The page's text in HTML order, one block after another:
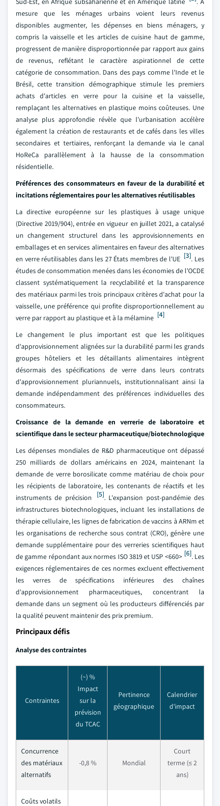
mesure que les ménages urbains voient leurs revenus
disponibles augmenter, les dépenses en biens ménagers, y
compris la vaisselle et les articles de cuisine haut de gamme,
progressent de manière disproportionnée par rapport aux gains
de revenus, reflétant le caractère aspirationnel de cette
catégorie de consommation. Dans des pays comme l'Inde et le
Brésil, cette transition démographique stimule les premiers
achats d'articles en verre pour la cuisine et la vaisselle,
remplaçant les alternatives en plastique moins coûteuses. Une
analyse plus approfondie révèle que l'urbanisation accélère
également la création de restaurants et de cafés dans les villes
secondaires et tertiaires, renforçant la demande via le canal
HoReCa parallèlement à la hausse de la consommation
résidentielle.
Préférences des consommateurs en faveur de la durabilité et
incitations réglementaires pour les alternatives réutilisables
La directive européenne sur les plastiques à usage unique
(Directive 2019/904), entrée en vigueur en juillet 2021, a catalysé
un changement structurel dans les approvisionnements en
emballages et en services alimentaires en faveur des alternatives
en verre réutilisables dans les 27 États membres de l'UE [3]. Les
études de consommation menées dans les économies de l'OCDE
classent systématiquement la recyclabilité et la transparence
des matériaux parmi les trois principaux critères d'achat pour la
vaisselle, une préférence qui profite disproportionnellement au
verre par rapport au plastique et à la mélamine [4]
Le changement le plus important est que les politiques
d'approvisionnement alignées sur la durabilité parmi les grands
groupes hôteliers et les détaillants alimentaires intègrent
désormais des spécifications de verre dans leurs contrats
d'approvisionnement pluriannuels, institutionnalisant ainsi la
demande indépendamment des préférences individuelles des
consommateurs.
Croissance de la demande en verrerie de laboratoire et
scientifique dans le secteur pharmaceutique/biotechnologique
Les dépenses mondiales de R&D pharmaceutique ont dépassé
250 milliards de dollars américains en 2024, maintenant la
demande de verre borosilicate comme matériau de choix pour
les récipients de laboratoire, les contenants de réactifs et les
instruments de précision
[5]. L'expansion post-pandémie des
infrastructures biotechnologiques, incluant les installations de
thérapie cellulaire, les lignes de fabrication de vaccins à ARNm et
les organisations de recherche sous contrat (CRO), génère une
demande supplémentaire pour des verreries scientifiques haut
de gamme répondant aux normes ISO 3819 et USP <660> [6]. Les
exigences réglementaires de ces normes excluent effectivement
les verres de spécifications inférieures des chaînes
d'approvisionnement pharmaceutiques, concentrant la
demande dans un segment où les producteurs différenciés par
la qualité peuvent maintenir des prix premium.
Principaux défis
Analyse des contraintes
Contraintes
(~) %
Impact
sur la
prévision
du TCAC
Pertinence
géographique
Calendrier
d'impact
Concurrence
des matériaux
alternatifs
-0,8 % Mondial
Court
terme (≤ 2
ans)
Coûts volatils